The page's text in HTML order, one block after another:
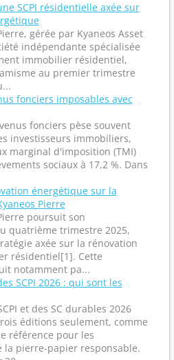
SCPI résidentielle axée sur
gérée par Kyaneos Asset
indépendante spécialisée
immobilier résidentiel,
au premier trimestre
fonciers imposables avec
fonciers pèse souvent
investisseurs immobiliers,
marginal d'imposition (TMI)
sociaux à 17,2 %. Dans
énergétique sur la
Pierre
poursuit son
quatrième trimestre 2025,
axée sur la rénovation
résidentiel[1]. Cette
notamment pa...
SCPI 2026 : qui sont les
et des SC durables 2026
éditions seulement, comme
référence pour les
la pierre-papier responsable.